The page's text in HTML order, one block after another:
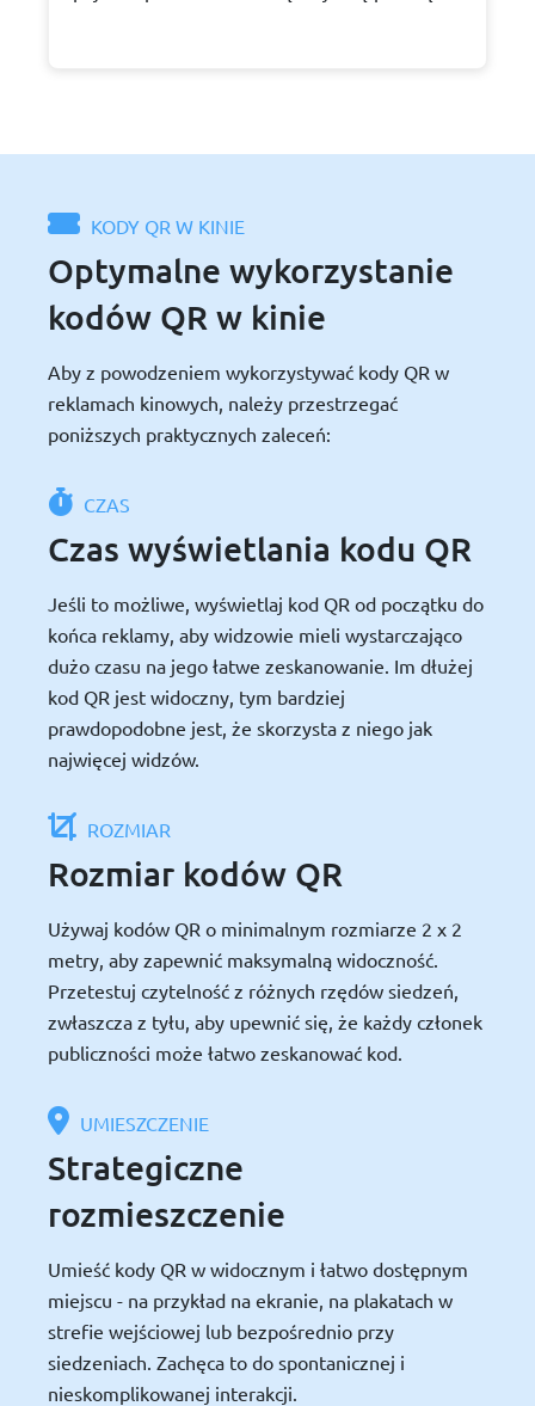
KODY QR W KINIE
Optymalne wykorzystanie
kodów QR w kinie
Aby z powodzeniem wykorzystywać kody QR w
reklamach kinowych, należy przestrzegać
poniższych praktycznych zaleceń:
CZAS
Czas wyświetlania kodu QR
Jeśli to możliwe, wyświetlaj kod QR od początku do
końca reklamy, aby widzowie mieli wystarczająco
dużo czasu na jego łatwe zeskanowanie. Im dłużej
kod QR jest widoczny, tym bardziej
prawdopodobne jest, że skorzysta z niego jak
najwięcej widzów.
ROZMIAR
Rozmiar kodów QR
Używaj kodów QR o minimalnym rozmiarze 2 x 2
metry, aby zapewnić maksymalną widoczność.
Przetestuj czytelność z różnych rzędów siedzeń,
zwłaszcza z tyłu, aby upewnić się, że każdy członek
publiczności może łatwo zeskanować kod.
UMIESZCZENIE
Strategiczne
rozmieszczenie
Umieść kody QR w widocznym i łatwo dostępnym
miejscu - na przykład na ekranie, na plakatach w
strefie wejściowej lub bezpośrednio przy
siedzeniach. Zachęca to do spontanicznej i
nieskomplikowanej interakcji.